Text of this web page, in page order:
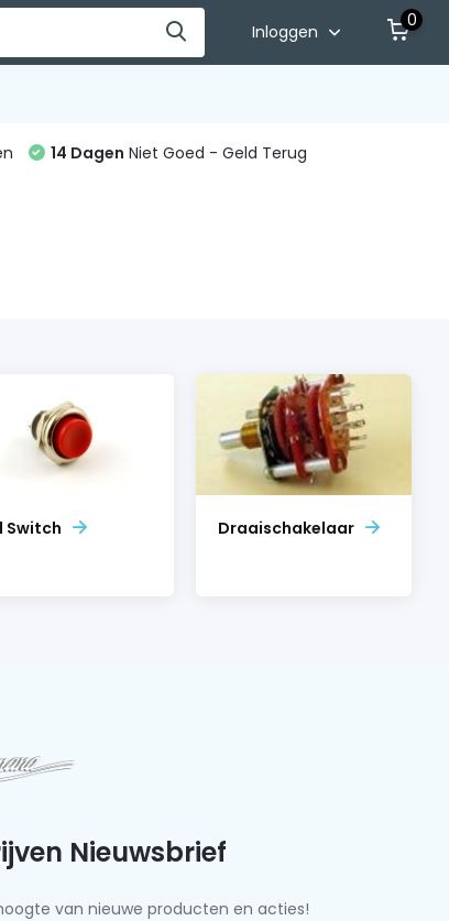
Inloggen
0
14 Dagen Niet Goed - Geld Terug
Switch Draaischakelaar
Nieuwsbrief
van nieuwe producten en acties!